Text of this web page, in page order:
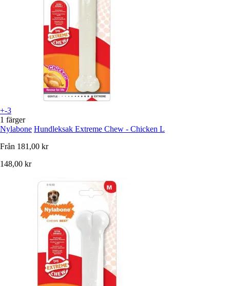
+-3
1 färger
Nylabone Hundleksak Extreme Chew - Chicken L
Från 181,00 kr
148,00 kr